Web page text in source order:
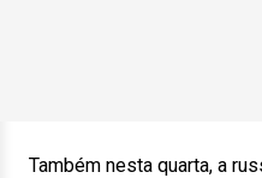
Também nesta quarta, a